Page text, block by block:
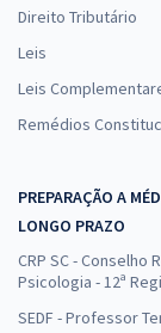
Direito Tributário
Leis
Leis
Remédios
PREPARAÇÃO A
LONGO PRAZO
CRP SC - Conselho
Psicologia - 12ª
SEDF - Professor